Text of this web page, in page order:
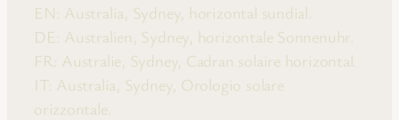
EN: Australia, Sydney, horizontal sundial.
DE: Australien, Sydney, horizontale Sonnenuhr.
FR: Australie, Sydney, Cadran solaire horizontal.
IT: Australia, Sydney, Orologio solare
orizzontale.